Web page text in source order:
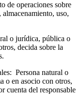
de operaciones sobre
uso,
o jurídica, pública o
decida sobre la
Persona natural o
o en asocio con otros,
cuenta del responsable